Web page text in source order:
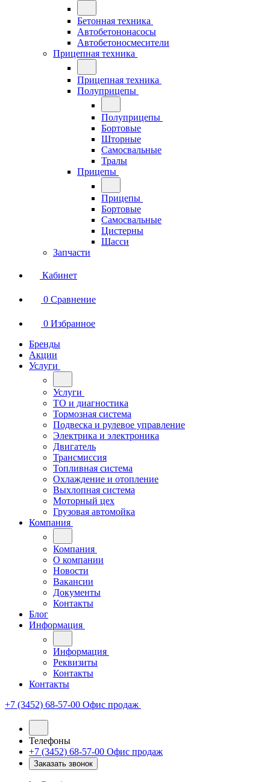
Бетонная техника
Автобетононасосы
Автобетоносмесители
Прицепная техника
Прицепная техника
Полуприцепы
Полуприцепы
Бортовые
Шторные
Самосвальные
Тралы
Прицепы
Прицепы
Бортовые
Самосвальные
Цистерны
Шасси
Запчасти
Кабинет
0 Сравнение
0 Избранное
Бренды
Акции
Услуги
Услуги
ТО и диагностика
Тормозная система
Подвеска и рулевое управление
Электрика и электроника
Двигатель
Трансмиссия
Топливная система
Охлаждение и отопление
Выхлопная система
Моторный цех
Грузовая автомойка
Компания
Компания
О компании
Новости
Вакансии
Документы
Контакты
Блог
Информация
Информация
Реквизиты
Контакты
Контакты
+7 (3452) 68-57-00 Офис продаж
Телефоны
+7 (3452) 68-57-00 Офис продаж
Заказать звонок